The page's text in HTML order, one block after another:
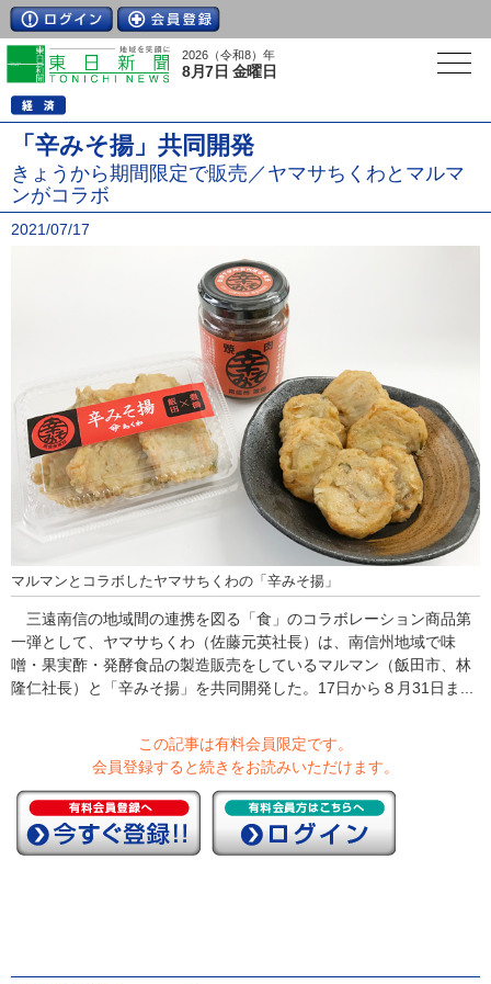
2026（令和8）年
8月7日 金曜日
「辛みそ揚」共同開発
きょうから期間限定で販売／ヤマサちくわとマルマ
ンがコラボ
2021/07/17
マルマンとコラボしたヤマサちくわの「辛みそ揚」
三遠南信の地域間の連携を図る「食」のコラボレーション商品第
一弾として、ヤマサちくわ（佐藤元英社長）は、南信州地域で味
噌・果実酢・発酵食品の製造販売をしているマルマン（飯田市、林
隆仁社長）と「辛みそ揚」を共同開発した。17日から８月31日ま...
この記事は有料会員限定です。
会員登録すると続きをお読みいただけます。